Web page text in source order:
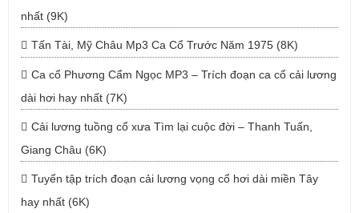
nhất (9K)
Tấn Tài, Mỹ Châu Mp3 Ca Cổ Trước Năm 1975 (8K)
Ca cổ Phương Cẩm Ngọc MP3 – Trích đoạn ca cổ cải lương
dài hơi hay nhất (7K)
Cải lương tuồng cổ xưa Tìm lại cuộc đời – Thanh Tuấn,
Giang Châu (6K)
Tuyển tập trích đoạn cải lương vọng cổ hơi dài miền Tây
hay nhất (6K)